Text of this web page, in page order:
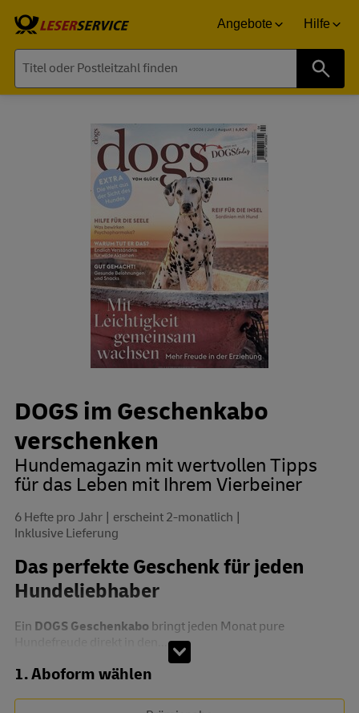
Angebote Hilfe
DOGS im Geschenkabo
verschenken
Hundemagazin mit wertvollen Tipps
für das Leben mit Ihrem Vierbeiner
6 Hefte pro Jahr
erscheint 2-monatlich
Inklusive Lieferung
Das perfekte Geschenk für jeden
Hundeliebhaber
Ein DOGS Geschenkabo bringt jeden Monat pure
Abo zusammenstellen
1. Aboform wählen